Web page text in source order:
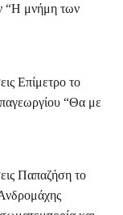
“Η μνήμη των
Επίμετρο το
“Θα με
Παπαζήση το